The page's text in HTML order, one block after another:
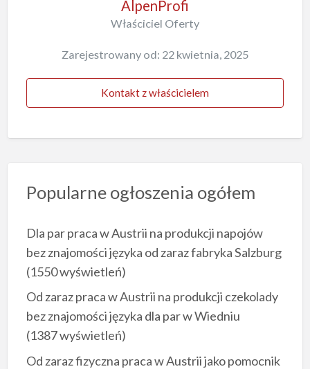
AlpenProfi
Właściciel Oferty
Zarejestrowany od: 22 kwietnia, 2025
Kontakt z właścicielem
Popularne ogłoszenia ogółem
Dla par praca w Austrii na produkcji napojów
bez znajomości języka od zaraz fabryka Salzburg
(1550 wyświetleń)
Od zaraz praca w Austrii na produkcji czekolady
bez znajomości języka dla par w Wiedniu
(1387 wyświetleń)
Od zaraz fizyczna praca w Austrii jako pomocnik